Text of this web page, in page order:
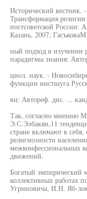
Исторический
Трансформация религии
постсоветской России:
Казань, 2007;
ный подход в изучении
парадигмы знания:
циол. наук. -
функции инстшуга
ви: Автореф. дис. ...
Так, согласно мнению
Э.С.Элбакян,11
стране включают в
религиозности
межконфессиональных
движений.
Богатый эмпирический
коллективных работах
Угриновича, И.Н. Яб-